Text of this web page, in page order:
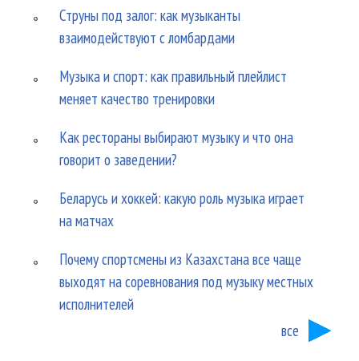
Струны под залог: как музыканты
взаимодействуют с ломбардами
Музыка и спорт: как правильный плейлист
меняет качество тренировки
Как рестораны выбирают музыку и что она
говорит о заведении?
Беларусь и хоккей: какую роль музыка играет
на матчах
Почему спортсмены из Казахстана все чаще
выходят на соревнования под музыку местных
исполнителей
все